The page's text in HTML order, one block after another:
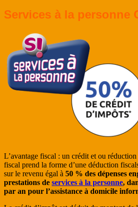
Services à la personne
L’avantage fiscal : un crédit et ou réduction
fiscal prend la forme d’une déduction
sur le revenu égal à 50 % des dépenses
prestations de services à la personne,
par an pour l’assistance à domicile